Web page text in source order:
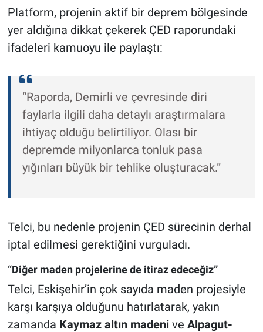
Platform, projenin aktif bir deprem bölgesinde
yer aldığına dikkat çekerek ÇED raporundaki
ifadeleri kamuoyu ile paylaştı:
“Raporda, Demirli ve çevresinde diri
faylarla ilgili daha detaylı araştırmalara
ihtiyaç olduğu belirtiliyor. Olası bir
depremde milyonlarca tonluk pasa
yığınları büyük bir tehlike oluşturacak.”
Telci, bu nedenle projenin ÇED sürecinin derhal
iptal edilmesi gerektiğini vurguladı.
“Diğer maden projelerine de itiraz edeceğiz”
Telci, Eskişehir’in çok sayıda maden projesiyle
karşı karşıya olduğunu hatırlatarak, yakın
zamanda Kaymaz altın madenive Alpagut-